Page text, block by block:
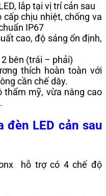
lắp tại vị trí cản sau
cấp chịu nhiệt, chống va
IP67
cao, độ sáng ổn định,
bên (trái – phải)
thích hoàn toàn với
cần chế dây.
thẩm mỹ, vừa nâng cao
đèn LED cản sau
hỗ trợ có 4 chế độ